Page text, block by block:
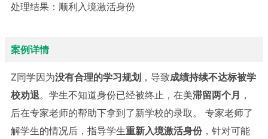
处理结果： 顺利入境激活身份
案例详情
Z同学因为没有合理的学习规划 ，导致成绩持续不达标被学
校劝退。学生不知道身份已经被终止，在美滞留两个月 ，
后在专家老师的帮助下拿到了新学校的录取。 专家老师了
解学生的情况后，指导学生重新入境激活身份，针对可能